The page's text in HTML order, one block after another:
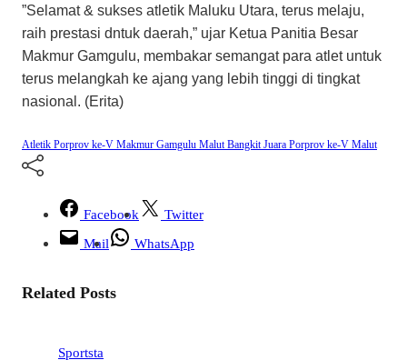
​”Selamat & sukses atletik Maluku Utara, terus melaju,
raih prestasi dntuk daerah,” ujar Ketua Panitia Besar
Makmur Gamgulu, membakar semangat para atlet untuk
terus melangkah ke ajang yang lebih tinggi di tingkat
nasional. (Erita)
Atletik Porprov ke-V Makmur Gamgulu Malut Bangkit Juara Porprov ke-V Malut
Facebook
Twitter
Mail
WhatsApp
Related Posts
Sportsta